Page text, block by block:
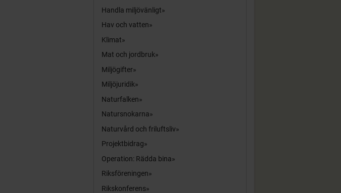
Handla miljövänligt
Hav och vatten
Klimat
Mat och jordbruk
Miljögifter
Miljöjuridik
Naturfalken
Natursnokarna
Naturvård och friluftsliv
Projektbidrag
Operation: Rädda bina
Riksföreningen
Rikskonferens